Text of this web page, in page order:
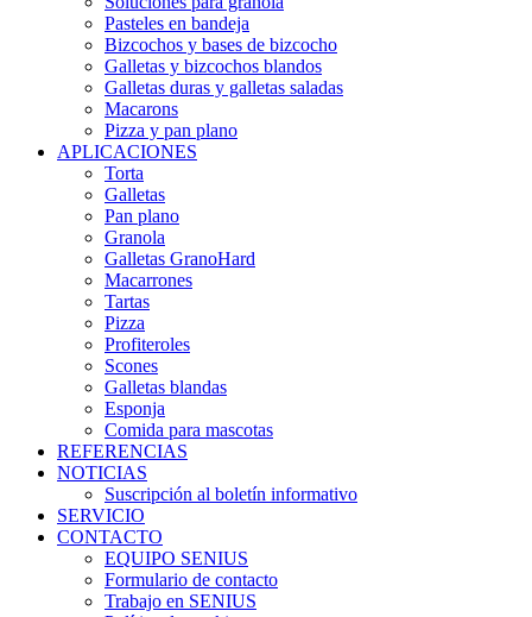
Pasteles en bandeja
Bizcochos y bases de bizcocho
Galletas y bizcochos blandos
Galletas duras y galletas saladas
Macarons
Pizza y pan plano
APLICACIONES
Torta
Galletas
Pan plano
Granola
Galletas GranoHard
Macarrones
Tartas
Pizza
Profiteroles
Scones
Galletas blandas
Esponja
Comida para mascotas
REFERENCIAS
NOTICIAS
Suscripción al boletín informativo
SERVICIO
CONTACTO
EQUIPO SENIUS
Formulario de contacto
Trabajo en SENIUS